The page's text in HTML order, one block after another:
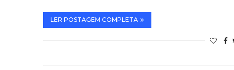
LER POSTAGEM COMPLETA